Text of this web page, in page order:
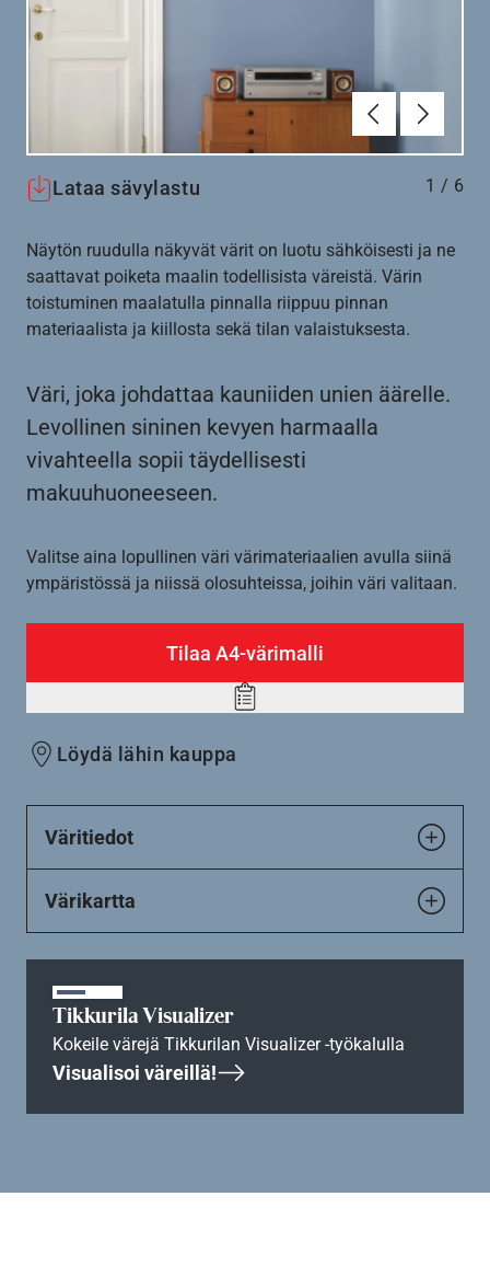
Edellinen
Lataa sävylastu 1 / 6
Näytön ruudulla näkyvät värit on luotu sähköisesti ja ne
saattavat poiketa maalin todellisista väreistä. Värin
toistuminen maalatulla pinnalla riippuu pinnan
materiaalista ja kiillosta sekä tilan valaistuksesta.
Väri, joka johdattaa kauniiden unien äärelle.
Levollinen sininen kevyen harmaalla
vivahteella sopii täydellisesti
makuuhuoneeseen.
Valitse aina lopullinen väri värimateriaalien avulla siinä
ympäristössä ja niissä olosuhteissa, joihin väri valitaan.
Tilaa A4-värimalli
Add
Löydä lähin kauppa
Väritiedot
Värikartta
Tikkurila Visualizer
Kokeile värejä Tikkurilan Visualizer -työkalulla
Visualisoi väreillä!